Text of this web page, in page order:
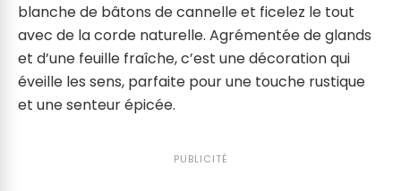
blanche de bâtons de cannelle et ficelez le tout
avec de la corde naturelle. Agrémentée de glands
et d’une feuille fraîche, c’est une décoration qui
éveille les sens, parfaite pour une touche rustique
et une senteur épicée.
PUBLICITÉ